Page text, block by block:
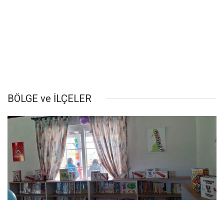
BÖLGE ve İLÇELER